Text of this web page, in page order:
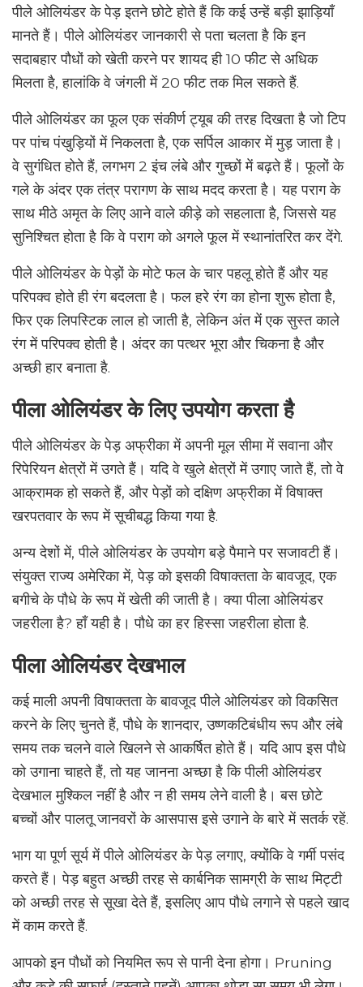
पीले ओलियंडर के पेड़ इतने छोटे होते हैं कि कई उन्हें बड़ी झाड़ियाँ
मानते हैं। पीले ओलियंडर जानकारी से पता चलता है कि इन
सदाबहार पौधों को खेती करने पर शायद ही 10 फीट से अधिक
मिलता है, हालांकि वे जंगली में 20 फीट तक मिल सकते हैं.
पीले ओलियंडर का फूल एक संकीर्ण ट्यूब की तरह दिखता है जो टिप
पर पांच पंखुड़ियों में निकलता है, एक सर्पिल आकार में मुड़ जाता है।
वे सुगंधित होते हैं, लगभग 2 इंच लंबे और गुच्छों में बढ़ते हैं। फूलों के
गले के अंदर एक तंत्र परागण के साथ मदद करता है। यह पराग के
साथ मीठे अमृत के लिए आने वाले कीड़े को सहलाता है, जिससे यह
सुनिश्चित होता है कि वे पराग को अगले फूल में स्थानांतरित कर देंगे.
पीले ओलियंडर के पेड़ों के मोटे फल के चार पहलू होते हैं और यह
परिपक्व होते ही रंग बदलता है। फल हरे रंग का होना शुरू होता है,
फिर एक लिपस्टिक लाल हो जाती है, लेकिन अंत में एक सुस्त काले
रंग में परिपक्व होती है। अंदर का पत्थर भूरा और चिकना है और
अच्छी हार बनाता है.
पीला ओलियंडर के लिए उपयोग करता है
पीले ओलियंडर के पेड़ अफ्रीका में अपनी मूल सीमा में सवाना और
रिपेरियन क्षेत्रों में उगते हैं। यदि वे खुले क्षेत्रों में उगाए जाते हैं, तो वे
आक्रामक हो सकते हैं, और पेड़ों को दक्षिण अफ्रीका में विषाक्त
खरपतवार के रूप में सूचीबद्ध किया गया है.
अन्य देशों में, पीले ओलियंडर के उपयोग बड़े पैमाने पर सजावटी हैं।
संयुक्त राज्य अमेरिका में, पेड़ को इसकी विषाक्तता के बावजूद, एक
बगीचे के पौधे के रूप में खेती की जाती है। क्या पीला ओलियंडर
जहरीला है? हाँ यही है। पौधे का हर हिस्सा जहरीला होता है.
पीला ओलियंडर देखभाल
कई माली अपनी विषाक्तता के बावजूद पीले ओलियंडर को विकसित
करने के लिए चुनते हैं, पौधे के शानदार, उष्णकटिबंधीय रूप और लंबे
समय तक चलने वाले खिलने से आकर्षित होते हैं। यदि आप इस पौधे
को उगाना चाहते हैं, तो यह जानना अच्छा है कि पीली ओलियंडर
देखभाल मुश्किल नहीं है और न ही समय लेने वाली है। बस छोटे
बच्चों और पालतू जानवरों के आसपास इसे उगाने के बारे में सतर्क रहें.
भाग या पूर्ण सूर्य में पीले ओलियंडर के पेड़ लगाए, क्योंकि वे गर्मी पसंद
करते हैं। पेड़ बहुत अच्छी तरह से कार्बनिक सामग्री के साथ मिट्टी
को अच्छी तरह से सूखा देते हैं, इसलिए आप पौधे लगाने से पहले खाद
में काम करते हैं.
आपको इन पौधों को नियमित रूप से पानी देना होगा। Pruning